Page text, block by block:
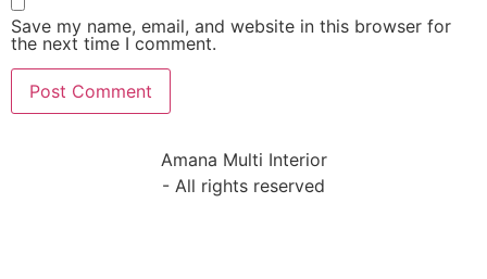
Save my name, email, and website in this browser for
the next time I comment.
Amana Multi Interior
- All rights reserved